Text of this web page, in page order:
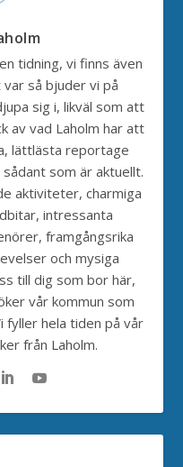
tidning, vi finns även
så bjuder vi på
sig i, likväl som att
av vad Laholm har att
lättlästa reportage
som är aktuellt.
aktiviteter, charmiga
intressanta
framgångsrika
och mysiga
till dig som bor här,
vår kommun som
fyller hela tiden på vår
från Laholm.